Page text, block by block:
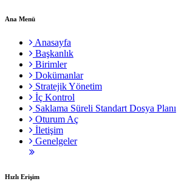
Ana Menü
Anasayfa
Başkanlık
Birimler
Dokümanlar
Stratejik Yönetim
İç Kontrol
Saklama Süreli Standart Dosya Planı
Oturum Aç
İletişim
Genelgeler
Hızlı Erişim